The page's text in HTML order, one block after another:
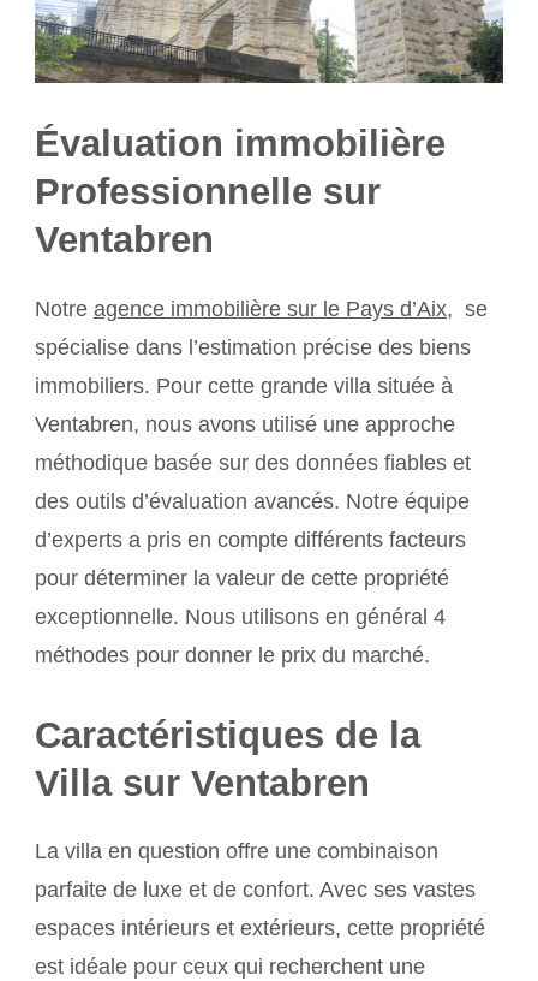
Évaluation immobilière
Professionnelle sur
Ventabren
Notre agence immobilière sur le Pays d’Aix, se
spécialise dans l’estimation précise des biens
immobiliers. Pour cette grande villa située à
Ventabren, nous avons utilisé une approche
méthodique basée sur des données fiables et
des outils d’évaluation avancés. Notre équipe
d’experts a pris en compte différents facteurs
pour déterminer la valeur de cette propriété
exceptionnelle. Nous utilisons en général 4
méthodes pour donner le prix du marché.
Caractéristiques de la
Villa sur Ventabren
La villa en question offre une combinaison
parfaite de luxe et de confort. Avec ses vastes
espaces intérieurs et extérieurs, cette propriété
est idéale pour ceux qui recherchent une